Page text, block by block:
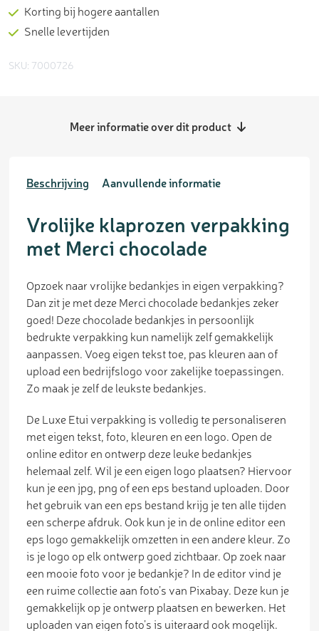
Korting bij hogere aantallen
Snelle levertijden
SKU: 7000726
Meer informatie over dit product
Beschrijving Aanvullende informatie
Vrolijke klaprozen verpakking
met Merci chocolade
Opzoek naar vrolijke bedankjes in eigen verpakking?
Dan zit je met deze Merci chocolade bedankjes zeker
goed! Deze chocolade bedankjes in persoonlijk
bedrukte verpakking kun namelijk zelf gemakkelijk
aanpassen. Voeg eigen tekst toe, pas kleuren aan of
upload een bedrijfslogo voor zakelijke toepassingen.
Zo maak je zelf de leukste bedankjes.
De Luxe Etui verpakking is volledig te personaliseren
met eigen tekst, foto, kleuren en een logo. Open de
online editor en ontwerp deze leuke bedankjes
helemaal zelf. Wil je een eigen logo plaatsen? Hiervoor
kun je een jpg, png of een eps bestand uploaden. Door
het gebruik van een eps bestand krijg je ten alle tijden
een scherpe afdruk. Ook kun je in de online editor een
eps logo gemakkelijk omzetten in een andere kleur. Zo
is je logo op elk ontwerp goed zichtbaar. Op zoek naar
een mooie foto voor je bedankje? In de editor vind je
een ruime collectie aan foto’s van Pixabay. Deze kun je
gemakkelijk op je ontwerp plaatsen en bewerken. Het
uploaden van eigen foto’s is uiteraard ook mogelijk.